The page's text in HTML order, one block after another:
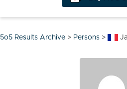
5o5 Results Archive > Persons >